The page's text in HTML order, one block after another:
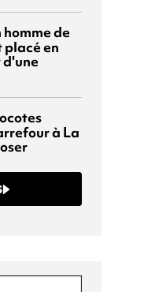
homme de
placé en
à La